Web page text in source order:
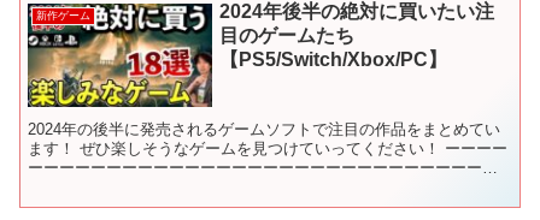
新作ゲーム
2024年後半の絶対に買いたい注
目のゲームたち
【PS5/Switch/Xbox/PC】
2024年の後半に発売されるゲームソフトで注目の作品をまとめてい
ます！ ぜひ楽しそうなゲームを見つけていってください！ ーーーー
ーーーーーーーーーーーーーーーーーーーーーーーーーーーーー